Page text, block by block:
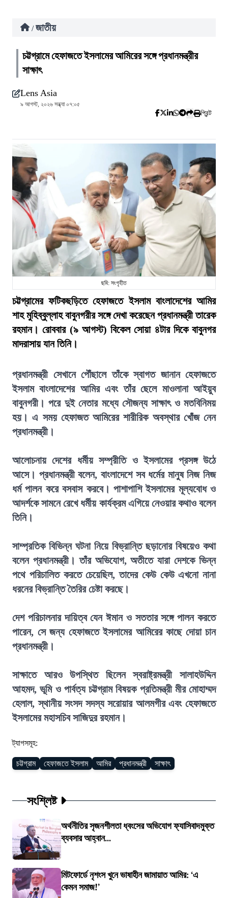
/ জাতীয়
চট্টগ্রামে হেফাজতে ইসলামের আমিরের সঙ্গে প্রধানমন্ত্রীর
সাক্ষাৎ
Lens Asia
৯ আগস্ট, ২০২৬ সন্ধ্যা ০৭:০৫
প্রিন্ট
ছবি: সংগৃহীত
চট্টগ্রামের ফটিকছড়িতে হেফাজতে ইসলাম বাংলাদেশের আমির
শাহ মুহিব্বুল্লাহ বাবুনগরীর সঙ্গে দেখা করেছেন প্রধানমন্ত্রী তারেক
রহমান। রোববার (৯ আগস্ট) বিকেল সোয়া ৪টার দিকে বাবুনগর
মাদরাসায় যান তিনি।
প্রধানমন্ত্রী সেখানে পৌঁছালে তাঁকে স্বাগত জানান হেফাজতে
ইসলাম বাংলাদেশের আমির এবং তাঁর ছেলে মাওলানা আইয়ুব
বাবুনগরী। পরে দুই নেতার মধ্যে সৌজন্য সাক্ষাৎ ও মতবিনিময়
হয়। এ সময় হেফাজত আমিরের শারীরিক অবস্থার খোঁজ নেন
প্রধানমন্ত্রী।
আলোচনায় দেশের ধর্মীয় সম্প্রীতি ও ইসলামের প্রসঙ্গ উঠে
আসে। প্রধানমন্ত্রী বলেন, বাংলাদেশে সব ধর্মের মানুষ নিজ নিজ
ধর্ম পালন করে বসবাস করবে। পাশাপাশি ইসলামের মূল্যবোধ ও
আদর্শকে সামনে রেখে ধর্মীয় কার্যক্রম এগিয়ে নেওয়ার কথাও বলেন
তিনি।
সাম্প্রতিক বিভিন্ন ঘটনা নিয়ে বিভ্রান্তি ছড়ানোর বিষয়েও কথা
বলেন প্রধানমন্ত্রী। তাঁর অভিযোগ, অতীতে যারা দেশকে ভিন্ন
পথে পরিচালিত করতে চেয়েছিল, তাদের কেউ কেউ এখনো নানা
ধরনের বিভ্রান্তি তৈরির চেষ্টা করছে।
দেশ পরিচালনার দায়িত্ব যেন ঈমান ও সততার সঙ্গে পালন করতে
পারেন, সে জন্য হেফাজতে ইসলামের আমিরের কাছে দোয়া চান
প্রধানমন্ত্রী।
সাক্ষাতে আরও উপস্থিত ছিলেন স্বরাষ্ট্রমন্ত্রী সালাহউদ্দিন
আহমদ, ভূমি ও পার্বত্য চট্টগ্রাম বিষয়ক প্রতিমন্ত্রী মীর মোহাম্মদ
হেলাল, স্থানীয় সংসদ সদস্য সরোয়ার আলমগীর এবং হেফাজতে
ইসলামের মহাসচিব সাজিদুর রহমান।
ট্যাগসমূহ:
চট্টগ্রাম হেফাজতে ইসলাম আমির প্রধানমন্ত্রী সাক্ষাৎ
সংশ্লিষ্ট
অর্থনীতির সৃজনশীলতা ধ্বংসের অভিযোগ ফ্যাসিবাদমুক্ত
ব্যবসার আহ্বান...
মিটফোর্ডে নৃশংস খুনে ভাষাহীন জামায়াত আমির: ‘এ
কেমন সমাজ!’